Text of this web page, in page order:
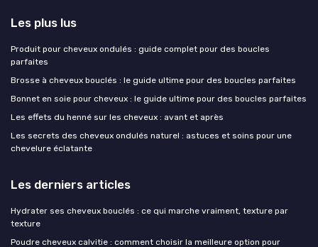
Les plus lus
Produit pour cheveux ondulés : guide complet pour des boucles
parfaites
Brosse à cheveux bouclés : le guide ultime pour des boucles parfaites
Bonnet en soie pour cheveux : le guide ultime pour des boucles parfaites
Les effets du henné sur les cheveux : avant et après
Les secrets des cheveux ondulés naturel : astuces et soins pour une
chevelure éclatante
Les derniers articles
Hydrater ses cheveux bouclés : ce qui marche vraiment, texture par
texture
Poudre cheveux calvitie : comment choisir la meilleure option pour